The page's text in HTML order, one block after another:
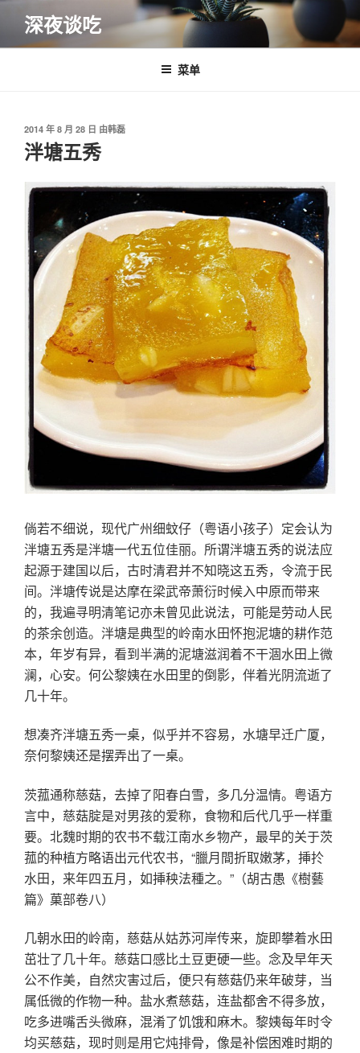
内
深夜谈吃
菜单
发
布
于
2014 年 8 月 28 日 由韩磊
泮塘五秀
倘若不细说，现代广州细蚊仔（粤语小孩子）定会认为
泮塘五秀是泮塘一代五位佳丽。所谓泮塘五秀的说法应
起源于建国以后，古时清君并不知晓这五秀，令流于民
间。泮塘传说是达摩在梁武帝萧衍时候入中原而带来
的，我遍寻明清笔记亦未曾见此说法，可能是劳动人民
的茶余创造。泮塘是典型的岭南水田怀抱泥塘的耕作范
本，年岁有异，看到半满的泥塘滋润着不干涸水田上微
澜，心安。何公黎姨在水田里的倒影，伴着光阴流逝了
几十年。
想凑齐泮塘五秀一桌，似乎并不容易，水塘早迁广厦，
奈何黎姨还是摆弄出了一桌。
茨菰通称慈菇，去掉了阳春白雪，多几分温情。粤语方
言中，慈菇腚是对男孩的爱称，食物和后代几乎一样重
要。北魏时期的农书不载江南水乡物产，最早的关于茨
菰的种植方略语出元代农书，“臘月間折取嫩茅，挿扵
水田，来年四五月，如挿秧法種之。”（胡古愚《樹藝
篇》菓部卷八）
几朝水田的岭南，慈菇从姑苏河岸传来，旋即攀着水田
茁壮了几十年。慈菇口感比土豆更硬一些。念及早年天
公不作美，自然灾害过后，便只有慈菇仍来年破芽，当
属低微的作物一种。盐水煮慈菇，连盐都舍不得多放，
吃多进嘴舌头微麻，混淆了饥饿和麻木。黎姨每年时令
均买慈菇，现时则是用它炖排骨，像是补偿困难时期的